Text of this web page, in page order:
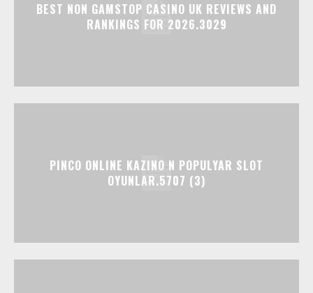
BEST NON GAMSTOP CASINO UK REVIEWS AND
RANKINGS FOR 2026.3029
PINCO ONLINE KAZINO N POPULYAR SLOT
OYUNLAR.5707 (3)